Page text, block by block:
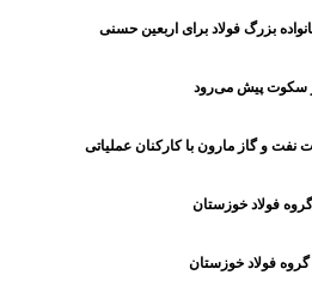
بزرگ فولاد برای اربعین حسنی
سکوت پیش می‌رود
و گاز مارون با کارکنان عملیاتی
فولاد خوزستان
فولاد خوزستان